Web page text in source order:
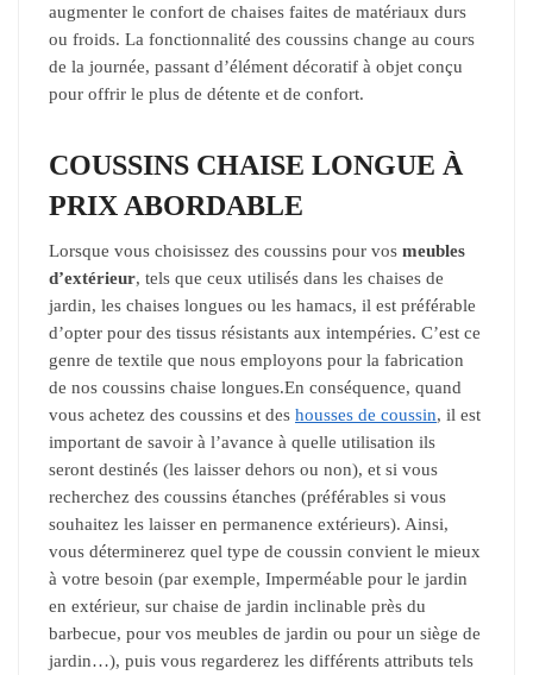
augmenter le confort de chaises faites de matériaux durs
ou froids. La fonctionnalité des coussins change au cours
de la journée, passant d’élément décoratif à objet conçu
pour offrir le plus de détente et de confort.
COUSSINS CHAISE LONGUE À
PRIX ABORDABLE
Lorsque vous choisissez des coussins pour vos meubles
d’extérieur, tels que ceux utilisés dans les chaises de
jardin, les chaises longues ou les hamacs, il est préférable
d’opter pour des tissus résistants aux intempéries. C’est ce
genre de textile que nous employons pour la fabrication
de nos coussins chaise longues.En conséquence, quand
vous achetez des coussins et des housses de coussin, il est
important de savoir à l’avance à quelle utilisation ils
seront destinés (les laisser dehors ou non), et si vous
recherchez des coussins étanches (préférables si vous
souhaitez les laisser en permanence extérieurs). Ainsi,
vous déterminerez quel type de coussin convient le mieux
à votre besoin (par exemple, Imperméable pour le jardin
en extérieur, sur chaise de jardin inclinable près du
barbecue, pour vos meubles de jardin ou pour un siège de
jardin…), puis vous regarderez les différents attributs tels